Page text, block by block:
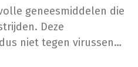
geneesmiddelen die
Deze